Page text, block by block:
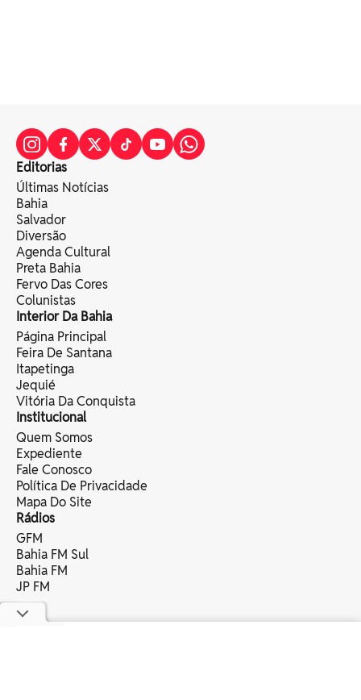
Editorias
Últimas Notícias
Bahia
Salvador
Diversão
Agenda Cultural
Preta Bahia
Fervo Das Cores
Colunistas
Interior Da Bahia
Página Principal
Feira De Santana
Itapetinga
Jequié
Vitória Da Conquista
Institucional
Quem Somos
Expediente
Fale Conosco
Política De Privacidade
Mapa Do Site
Rádios
GFM
Bahia FM Sul
Bahia FM
JP FM